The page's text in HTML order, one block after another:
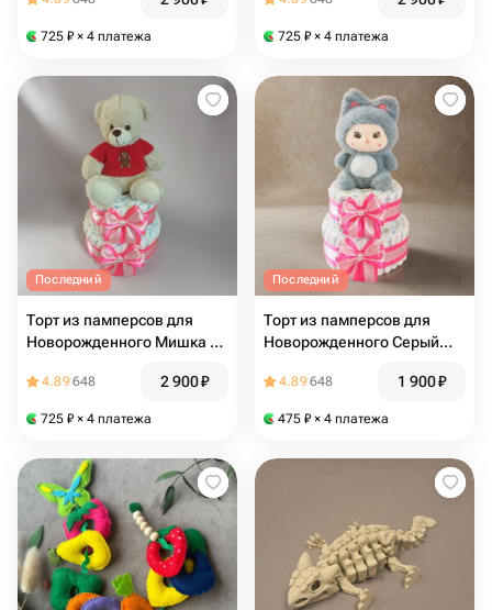
725 ₽ × 4 платежа 725 ₽ × 4 платежа
Последний
Торт из памперсов для
Новорожденного Мишка в
4.89648 2 900₽
725 ₽ × 4 платежа
Последний
Торт из памперсов для
Новорожденного Серый
4.89648 1 900₽
475 ₽ × 4 платежа